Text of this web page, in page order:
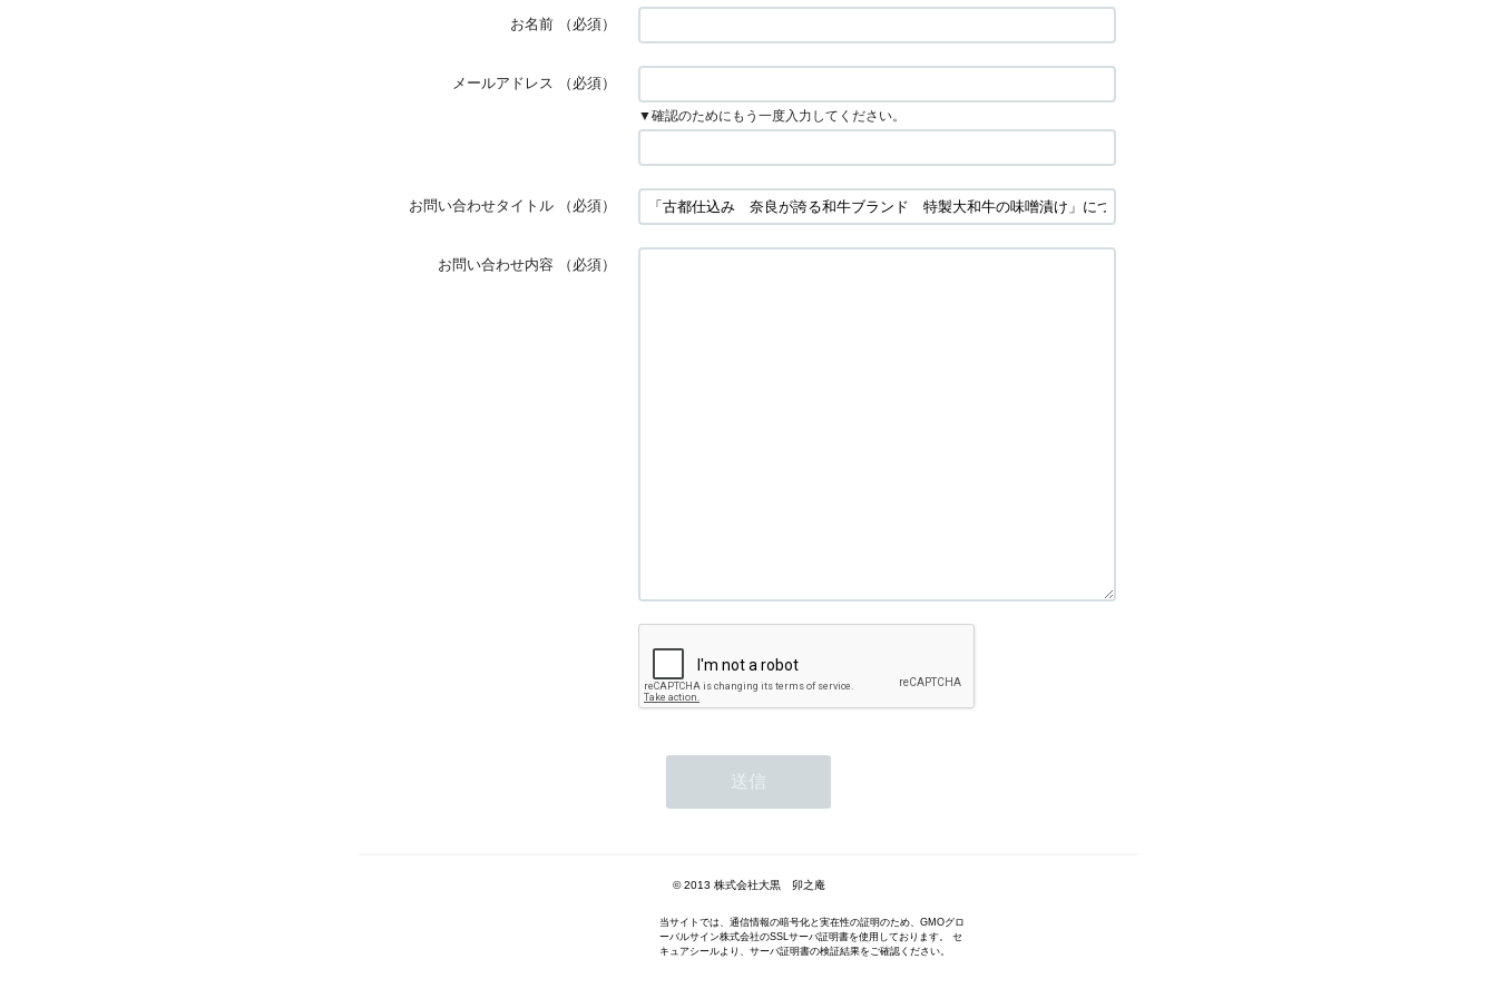
お名前 （必須）
メールアドレス （必須）
▼確認のためにもう一度入力してください。
お問い合わせタイトル （必須）
お問い合わせ内容 （必須）
© 2013 株式会社大黒 卯之庵
当サイトでは、通信情報の暗号化と実在性の証明のため、GMOグロ
ーバルサイン株式会社のSSLサーバ証明書を使用しております。 セ
キュアシールより、サーバ証明書の検証結果をご確認ください。